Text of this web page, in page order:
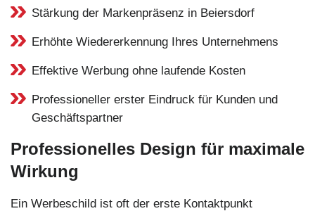
Stärkung der Markenpräsenz in Beiersdorf
Erhöhte Wiedererkennung Ihres Unternehmens
Effektive Werbung ohne laufende Kosten
Professioneller erster Eindruck für Kunden und
Geschäftspartner
Professionelles Design für maximale
Wirkung
Ein Werbeschild ist oft der erste Kontaktpunkt